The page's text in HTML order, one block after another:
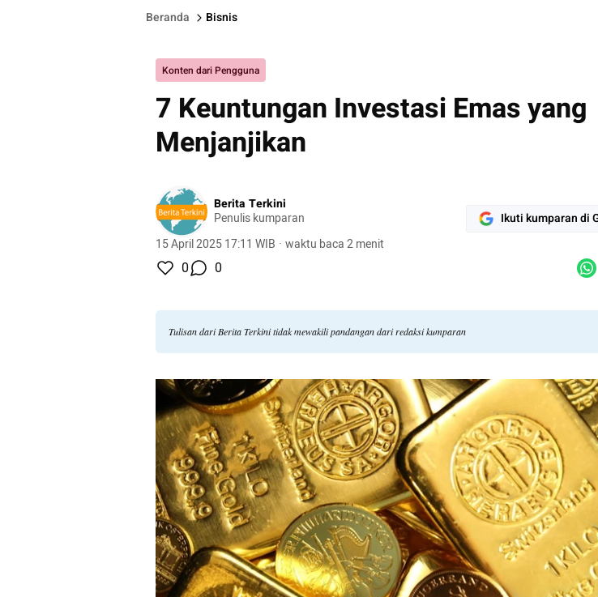
Beranda Bisnis
Konten dari Pengguna
7 Keuntungan Investasi Emas yang
Menjanjikan
Berita Terkini
Penulis kumparan
15 April 2025 17:11 WIB · waktu baca 2 menit
Ikuti kumparan di
0 0
Tulisan dari Berita Terkini tidak mewakili pandangan dari redaksi kumparan